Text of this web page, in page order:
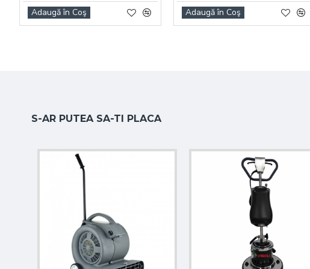
Viteză maximă 10 km/h
Funcții și dotări
Sistem de aruncare directă a deșeurilor în colector
Sistem de aspirare pentru controlul prafului
Filtru performant pentru reținerea particulelor
Șasiu din oțel pentru condiții grele de lucru
Sistem de compactare pentru creșterea capacității colectorului
Perii laterale cu ridicare automată la oprirea mașinii
Schimbare matură principală fără unelte
Adaugă în Coş Adaugă în Coş
S-AR PUTEA SA-TI PLACA